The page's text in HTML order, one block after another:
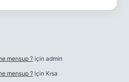
mensup ? için admin
mensup ? için Kısa